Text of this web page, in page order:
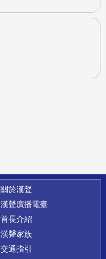
關於漢聲
漢聲廣播電臺
首長介紹
漢聲家族
交通指引